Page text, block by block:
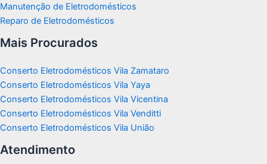
Manutenção de Eletrodomésticos
Reparo de Eletrodomésticos
Mais Procurados
Conserto Eletrodomésticos Vila Zamataro
Conserto Eletrodomésticos Vila Yaya
Conserto Eletrodomésticos Vila Vicentina
Conserto Eletrodomésticos Vila Venditti
Conserto Eletrodomésticos Vila União
Atendimento